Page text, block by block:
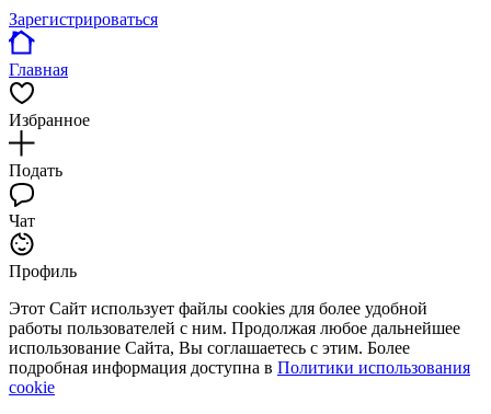
Зарегистрироваться
Главная
Избранное
Подать
Чат
Профиль
Этот Сайт использует файлы cookies для более удобной
работы пользователей с ним. Продолжая любое дальнейшее
использование Сайта, Вы соглашаетесь с этим. Более
подробная информация доступна в Политики использования
cookie